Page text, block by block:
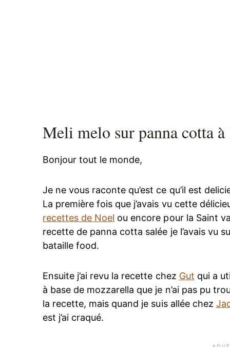
Meli melo sur panna cotta
Bonjour tout le monde,
Je ne vous raconte qu’est ce qu’il est
La première fois que j’avais vu cette
recettes de Noel ou encore pour la Saint
recette de panna cotta salée je l’avais vu
bataille food.
Ensuite j’ai revu la recette chez Gut qui a
à base de mozzarella que je n’ai pas pu
la recette, mais quand je suis allée chez
est j’ai craqué.